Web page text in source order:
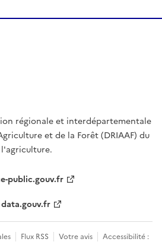
régionale et interdépartementale
et de la Forêt (DRIAAF) du
public.gouv.fr
data.gouv.fr
Flux RSS Votre avis Accessibilité :